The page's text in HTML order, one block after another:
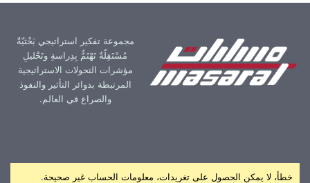
مجموعة تفكير استراتيجي بَحْثيّةٌ
مُسْتَقِلّةٌ تَهْتَمُّ بِدِراسةِ وتَحْليلِ
مؤشرات التحولات الاستراتيجية
المرتبطة بدوائر التأثير والنفوذ
والصراع في العالم.
خطأ، لا يمكن الحصول على تغريدات، معلومات الحساب غير صحيحة.